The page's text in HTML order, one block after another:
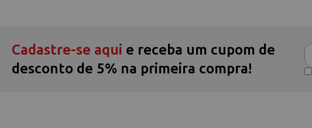
Cadastre-se aqui e receba um cupom de
desconto de 5% na primeira compra!